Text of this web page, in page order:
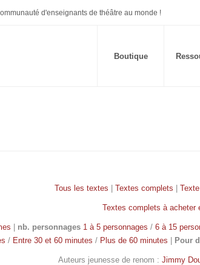
d'enseignants de théâtre au monde !
Boutique
Tous les textes Textes complets
Textes complets à acheter
nb. personnages 1 à 5 personnages / 6 à 15
/ Entre 30 et 60 minutes / Plus de 60 minutes Pour
Auteurs jeunesse de renom : Jimmy